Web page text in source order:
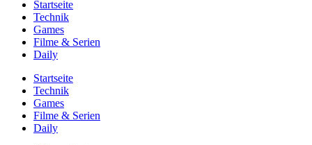
Startseite
Technik
Games
Filme & Serien
Daily
Startseite
Technik
Games
Filme & Serien
Daily